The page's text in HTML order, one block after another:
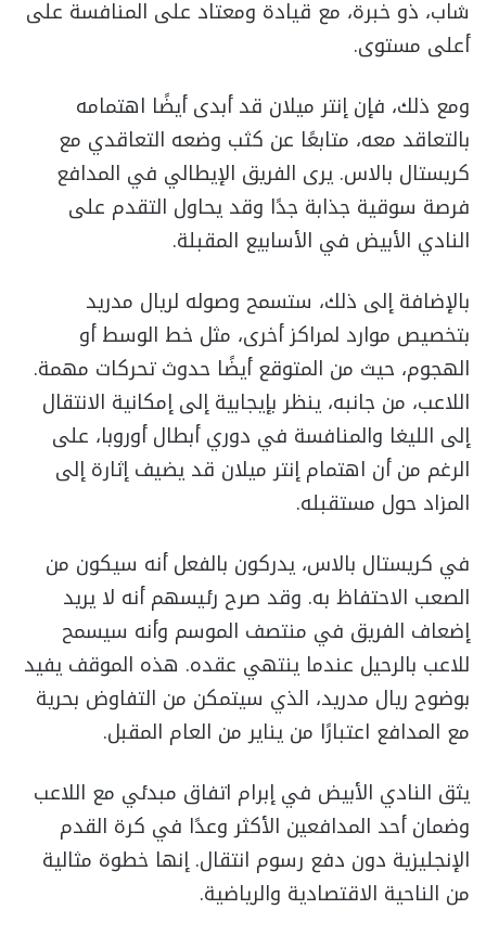
شاب، ذو خبرة، مع قيادة ومعتاد على المنافسة على
أعلى مستوى.
ومع ذلك، فإن إنتر ميلان قد أبدى أيضًا اهتمامه
بالتعاقد معه، متابعًا عن كثب وضعه التعاقدي مع
كريستال بالاس. يرى الفريق الإيطالي في المدافع
فرصة سوقية جذابة جدًا وقد يحاول التقدم على
النادي الأبيض في الأسابيع المقبلة.
بالإضافة إلى ذلك، ستسمح وصوله لريال مدريد
بتخصيص موارد لمراكز أخرى، مثل خط الوسط أو
الهجوم، حيث من المتوقع أيضًا حدوث تحركات مهمة.
اللاعب، من جانبه، ينظر بإيجابية إلى إمكانية الانتقال
إلى الليغا والمنافسة في دوري أبطال أوروبا، على
الرغم من أن اهتمام إنتر ميلان قد يضيف إثارة إلى
المزاد حول مستقبله.
في كريستال بالاس، يدركون بالفعل أنه سيكون من
الصعب الاحتفاظ به. وقد صرح رئيسهم أنه لا يريد
إضعاف الفريق في منتصف الموسم وأنه سيسمح
للاعب بالرحيل عندما ينتهي عقده. هذه الموقف يفيد
بوضوح ريال مدريد، الذي سيتمكن من التفاوض بحرية
مع المدافع اعتبارًا من يناير من العام المقبل.
يثق النادي الأبيض في إبرام اتفاق مبدئي مع اللاعب
وضمان أحد المدافعين الأكثر وعدًا في كرة القدم
الإنجليزية دون دفع رسوم انتقال. إنها خطوة مثالية
من الناحية الاقتصادية والرياضية.